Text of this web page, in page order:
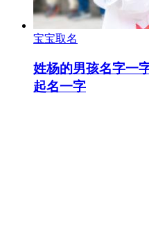
宝宝取名
姓杨的男孩名字一
起名一字